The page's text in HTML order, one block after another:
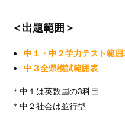
＜出題範囲＞
中１・中２学力テスト範
中３全県模試範囲表
＊中１は英数国の3科目
＊中２社会は並行型